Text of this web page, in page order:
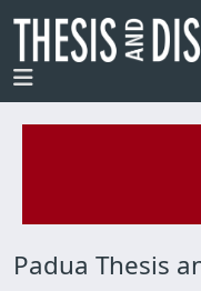
Padua Thesis